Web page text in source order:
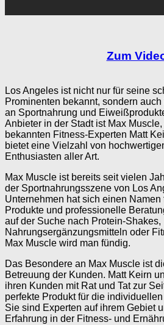
Zum
Los Angeles ist nicht nur für seine
Prominenten bekannt, sondern
an Sportnahrung und
Anbieter in der Stadt ist Max
bekannten Fitness-Experten Matt
bietet eine Vielzahl von
Enthusiasten aller Art.
Max Muscle ist bereits seit vielen
der Sportnahrungsszene von Los
Unternehmen hat sich einen
Produkte und professionelle
auf der Suche nach Protein-Shakes,
Nahrungsergänzungsmitteln oder
Max Muscle wird man fündig.
Das Besondere an Max Muscle ist
Betreuung der Kunden. Matt Keirn
ihren Kunden mit Rat und Tat zur
perfekte Produkt für die
Sie sind Experten auf ihrem Gebiet
Erfahrung in der Fitness- und